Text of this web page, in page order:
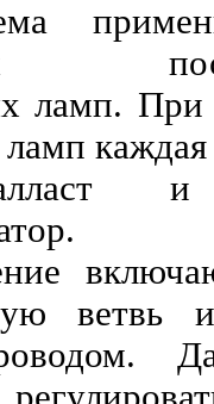
ламп. При
и
ветвь